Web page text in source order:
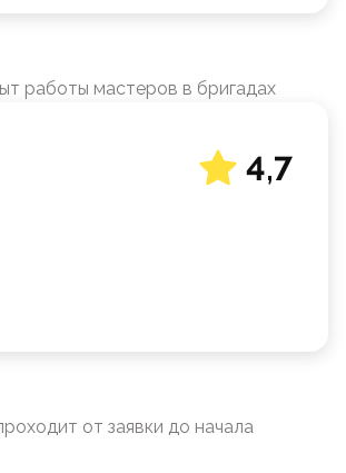
работы мастеров в бригадах
4,7
от заявки до начала